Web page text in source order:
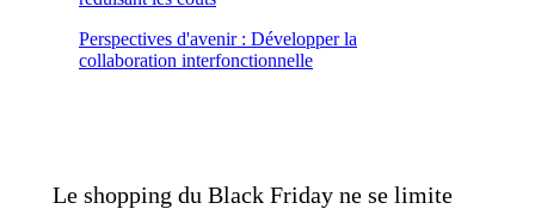
Perspectives d'avenir : Développer la
collaboration interfonctionnelle
Le shopping du Black Friday ne se limite